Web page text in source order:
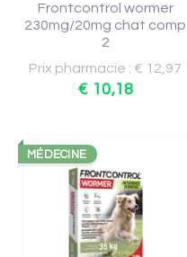
Frontcontrol wormer
230mg/20mg chat comp
2
Prix pharmacie : € 12,97
€ 10,18
MÉDECINE